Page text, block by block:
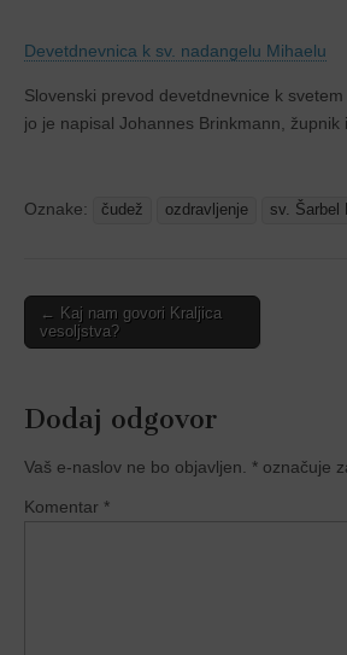
Devetdnevnica k sv. nadangelu Mihaelu
Slovenski prevod devetdnevnice k
jo je napisal Johannes Brinkmann, župnik
Oznake: čudež ozdravljenje sv. Šarbel
Post
navigation
← Kaj nam govori Kraljica
vesoljstva?
Dodaj odgovor
Vaš e-naslov ne bo objavljen. * označuje
Komentar *